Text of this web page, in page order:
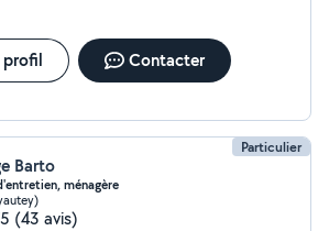
profil Contacter
Particulier
Barto
ménagère
(43 avis)